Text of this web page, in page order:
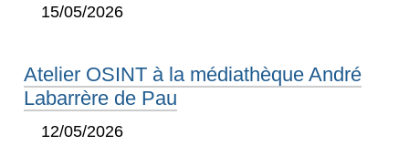
15/05/2026
Atelier OSINT à la médiathèque André
Labarrère de Pau
12/05/2026